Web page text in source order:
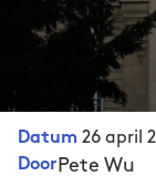
Datum 26 april
Door Pete Wu